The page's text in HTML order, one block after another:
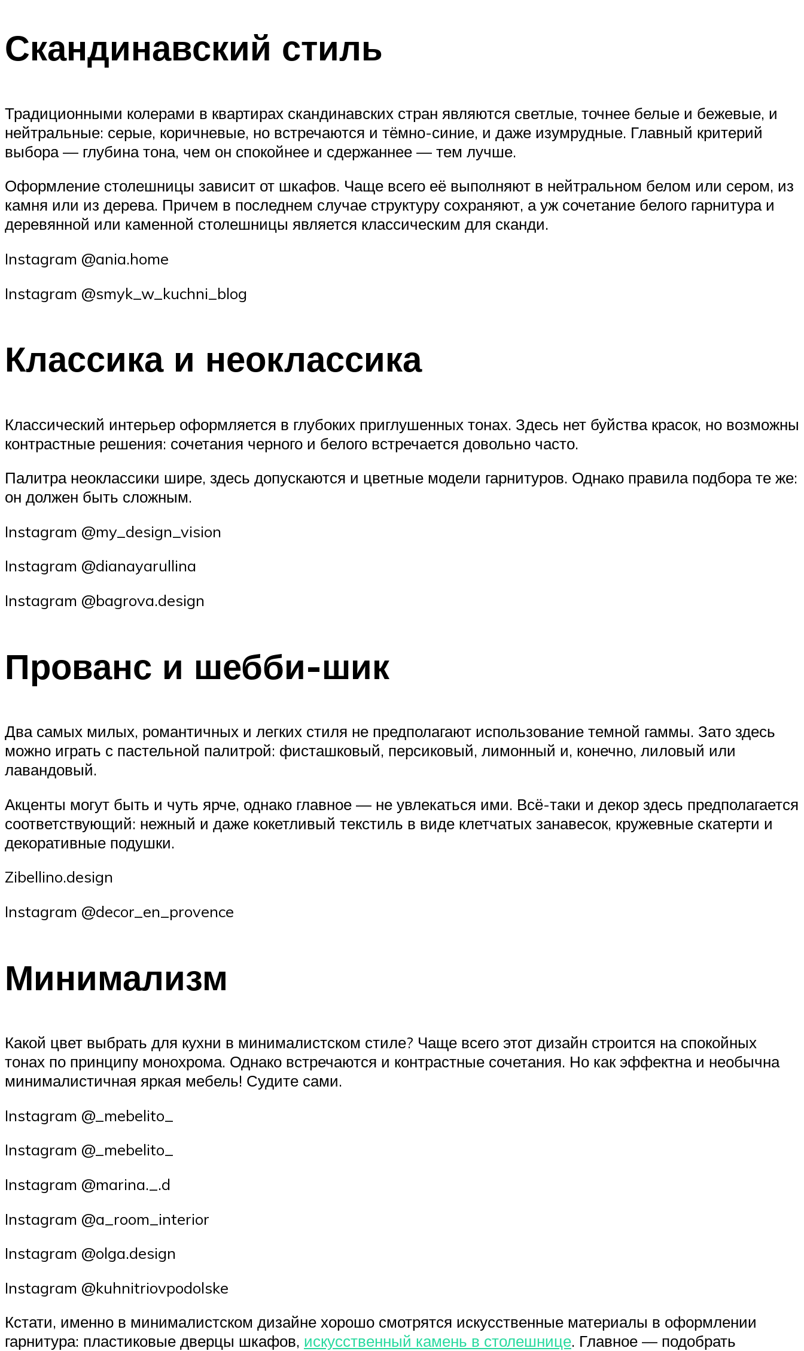
Скандинавский стиль
Традиционными колерами в квартирах скандинавских стран являются светлые, точнее белые и бежевые, и
нейтральные: серые, коричневые, но встречаются и тёмно-синие, и даже изумрудные. Главный критерий
выбора — глубина тона, чем он спокойнее и сдержаннее — тем лучше.
Оформление столешницы зависит от шкафов. Чаще всего её выполняют в нейтральном белом или сером, из
камня или из дерева. Причем в последнем случае структуру сохраняют, а уж сочетание белого гарнитура и
деревянной или каменной столешницы является классическим для сканди.
Instagram @ania.home
Instagram @smyk_w_kuchni_blog
Классика и неоклассика
Классический интерьер оформляется в глубоких приглушенных тонах. Здесь нет буйства красок, но возможны
контрастные решения: сочетания черного и белого встречается довольно часто.
Палитра неоклассики шире, здесь допускаются и цветные модели гарнитуров. Однако правила подбора те же:
он должен быть сложным.
Instagram @my_design_vision
Instagram @dianayarullina
Instagram @bagrova.design
Прованс и шебби-шик
Два самых милых, романтичных и легких стиля не предполагают использование темной гаммы. Зато здесь
можно играть с пастельной палитрой: фисташковый, персиковый, лимонный и, конечно, лиловый или
лавандовый.
Акценты могут быть и чуть ярче, однако главное — не увлекаться ими. Всё-таки и декор здесь предполагается
соответствующий: нежный и даже кокетливый текстиль в виде клетчатых занавесок, кружевные скатерти и
декоративные подушки.
Zibellino.design
Instagram @decor_en_provence
Минимализм
Какой цвет выбрать для кухни в минималистском стиле? Чаще всего этот дизайн строится на спокойных
тонах по принципу монохрома. Однако встречаются и контрастные сочетания. Но как эффектна и необычна
минималистичная яркая мебель! Судите сами.
Instagram @_mebelito_
Instagram @_mebelito_
Instagram @marina._.d
Instagram @a_room_interior
Instagram @olga.design
Instagram @kuhnitriovpodolske
Кстати, именно в минималистском дизайне хорошо смотрятся искусственные материалы в оформлении
гарнитура: пластиковые дверцы шкафов, искусственный камень в столешнице. Главное — подобрать